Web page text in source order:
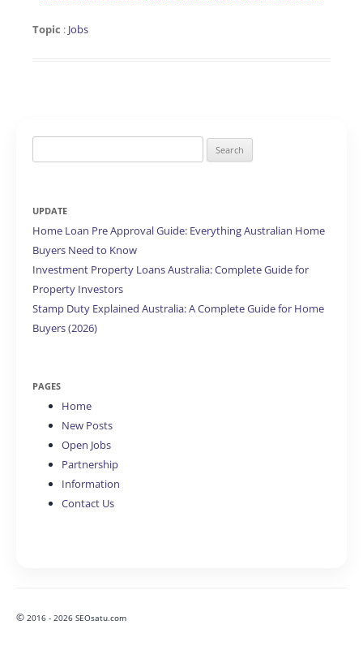
Topic : Jobs
for:
UPDATE
Home Loan Pre Approval Guide: Everything Australian Home
Buyers Need to Know
Investment Property Loans Australia: Complete Guide for
Property Investors
Stamp Duty Explained Australia: A Complete Guide for Home
Buyers (2026)
PAGES
Home
New Posts
Open Jobs
Partnership
Information
Contact Us
© 2016 - 2026 SEOsatu.com